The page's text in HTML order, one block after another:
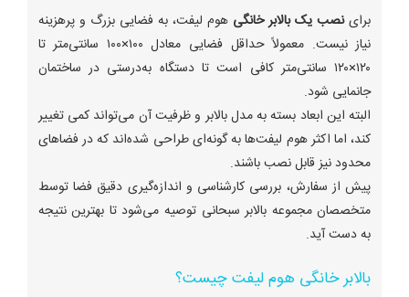
براینصب یک بالابر خانگی هوم لیفت، به فضایی بزرگ و پرهزینه
نیاز نیست. معمولاً حداقل فضایی معادل ۱۰۰×۱۰۰ سانتی‌متر تا
۱۲۰×۱۲۰ سانتی‌متر کافی است تا دستگاه به‌درستی در ساختمان
جانمایی شود.
البته این ابعاد بسته به مدل بالابر و ظرفیت آن می‌تواند کمی تغییر
کند، اما اکثر هوم لیفت‌ها به گونه‌ای طراحی شده‌اند که در فضاهای
محدود نیز قابل نصب باشند.
پیش از سفارش، بررسی کارشناسی و اندازه‌گیری دقیق فضا توسط
متخصصان مجموعه بالابر سبحانی توصیه می‌شود تا بهترین نتیجه
به دست آید.
بالابر خانگی هوم لیفت چیست؟